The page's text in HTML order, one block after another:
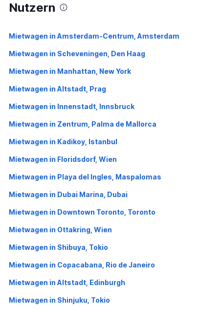
Nutzern
Mietwagen in Amsterdam-Centrum, Amsterdam
Mietwagen in Scheveningen, Den Haag
Mietwagen in Manhattan, New York
Mietwagen in Altstadt, Prag
Mietwagen in Innenstadt, Innsbruck
Mietwagen in Zentrum, Palma de Mallorca
Mietwagen in Kadikoy, Istanbul
Mietwagen in Floridsdorf, Wien
Mietwagen in Playa del Ingles, Maspalomas
Mietwagen in Dubai Marina, Dubai
Mietwagen in Downtown Toronto, Toronto
Mietwagen in Ottakring, Wien
Mietwagen in Shibuya, Tokio
Mietwagen in Copacabana, Rio de Janeiro
Mietwagen in Altstadt, Edinburgh
Mietwagen in Shinjuku, Tokio